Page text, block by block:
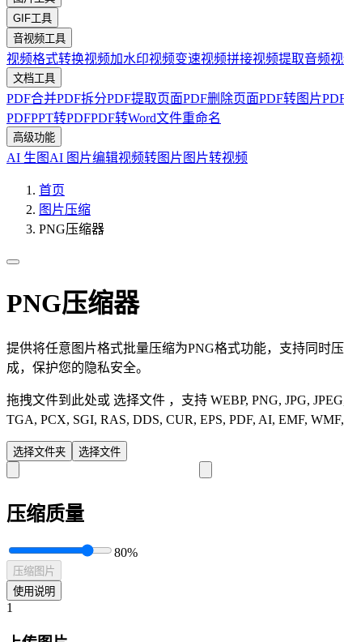
GIF工具
音视频工具
视频格式转换视频加水印视频变速视频拼接视频提取音频
文档工具
PDF合并PDF拆分PDF提取页面PDF删除页面PDF转图片
PDFPPT转PDFPDF转Word文件重命名
高级功能
AI 生图 AI 图片编辑视频转图片 图片转视频
首页
图片压缩
PNG压缩器
PNG压缩器
提供将任意图片格式批量压缩为PNG格式功能，支持同时
成，保护您的隐私安全。
拖拽文件到此处或 选择文件 ，支持 WEBP, PNG, JPG,
TGA, PCX, SGI, RAS, DDS, CUR, EPS, PDF, AI, EMF,
选择文件夹 选择文件
压缩质量
80%
压缩图片
使用说明
1